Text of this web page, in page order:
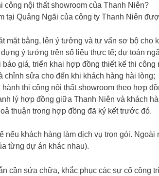
công nội thất showroom của Thanh Niên?
tại Quảng Ngãi của công ty Thanh Niên
mặt bằng, lên ý tưởng và tư vấn sơ bộ cho
ý tưởng trên số liệu thực tế; dự toán
giá, triển khai hợp đồng thiết kế thi công
chỉnh sửa cho đến khi khách hàng hài lòng;
thi công nội thất showroom theo hợp
lý hợp đồng giữa Thanh Niên và khách
thuận trong hợp đồng đã ký kết trước đó.
nếu khách hàng làm dịch vụ trọn gói. Ngoài
từng dự án khác nhau).
cần sửa chữa, khắc phục các sự cố công